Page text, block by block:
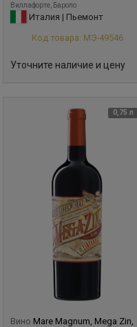
Виллафорте, Бароло
Италия | Пьемонт
Код товара: МЭ-49546
Уточните наличие и цену
0,75 л
Вино Mare Magnum, Mega Zin,